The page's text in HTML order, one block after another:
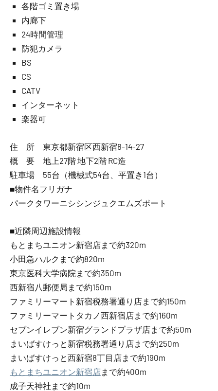
各階ゴミ置き場
内廊下
24時間管理
防犯カメラ
BS
CS
CATV
インターネット
楽器可
住 所 東京都新宿区西新宿8-14-27
概 要 地上27階 地下2階 RC造
駐車場 55台（機械式54台、平置き1台）
■物件名フリガナ
パークタワーニシシンジュクエムズポート
■近隣周辺施設情報
もとまちユニオン新宿店まで約320m
小田急ハルクまで約820m
東京医科大学病院まで約350m
西新宿八郵便局まで約150m
ファミリーマート新宿税務署通り店まで約150m
ファミリーマートタカノ西新宿店まで約160m
セブンイレブン新宿グランドプラザ店まで約50m
まいばすけっと新宿税務署通り店まで約250m
まいばすけっと西新宿8丁目店まで約190m
もとまちユニオン新宿店まで約400m
成子天神社まで約10m